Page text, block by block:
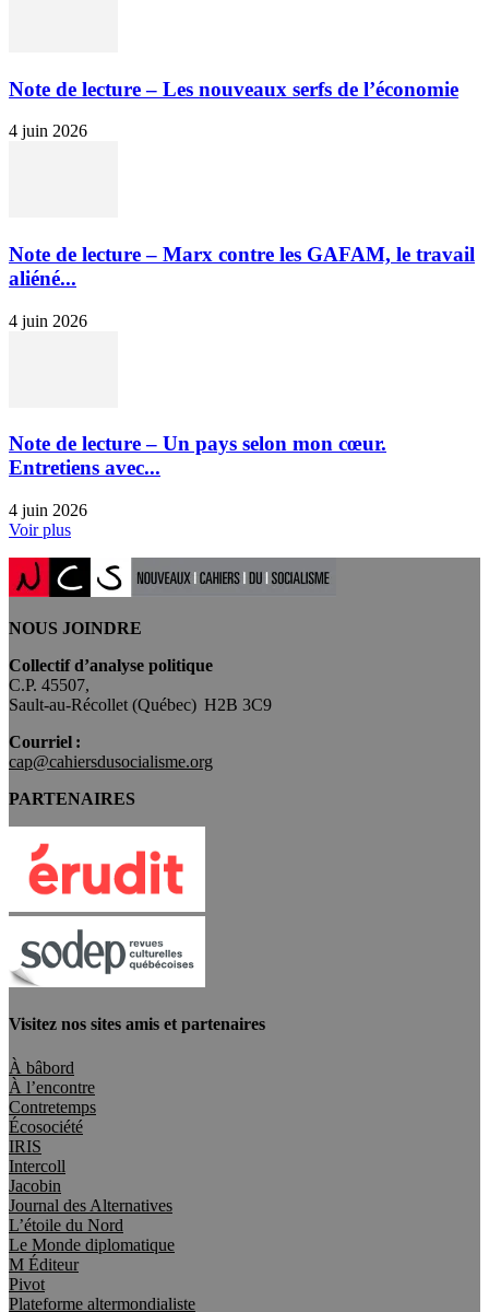
Note de lecture – Les nouveaux serfs de l’économie
4 juin 2026
Note de lecture – Marx contre les GAFAM, le travail
aliéné...
4 juin 2026
Note de lecture – Un pays selon mon cœur.
Entretiens avec...
4 juin 2026
Voir plus
NOUS JOINDRE
Collectif d’analyse politique
C.P. 45507,
Sault-au-Récollet (Québec) H2B 3C9
Courriel :
cap@cahiersdusocialisme.org
PARTENAIRES
Visitez nos sites amis et partenaires
À bâbord
À l’encontre
Contretemps
Écosociété
IRIS
Intercoll
Jacobin
Journal des Alternatives
L’étoile du Nord
Le Monde diplomatique
M Éditeur
Pivot
Plateforme altermondialiste